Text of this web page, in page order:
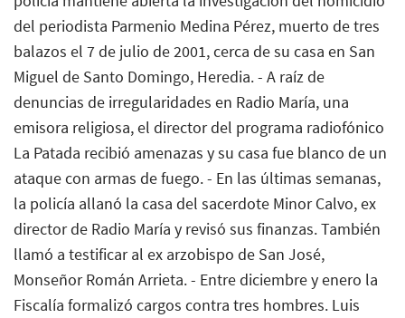
del periodista Parmenio Medina Pérez, muerto de tres
balazos el 7 de julio de 2001, cerca de su casa en San
Miguel de Santo Domingo, Heredia. - A raíz de
denuncias de irregularidades en Radio María, una
emisora religiosa, el director del programa radiofónico
La Patada recibió amenazas y su casa fue blanco de un
ataque con armas de fuego. - En las últimas semanas,
la policía allanó la casa del sacerdote Minor Calvo, ex
director de Radio María y revisó sus finanzas. También
llamó a testificar al ex arzobispo de San José,
Monseñor Román Arrieta. - Entre diciembre y enero la
Fiscalía formalizó cargos contra tres hombres. Luis